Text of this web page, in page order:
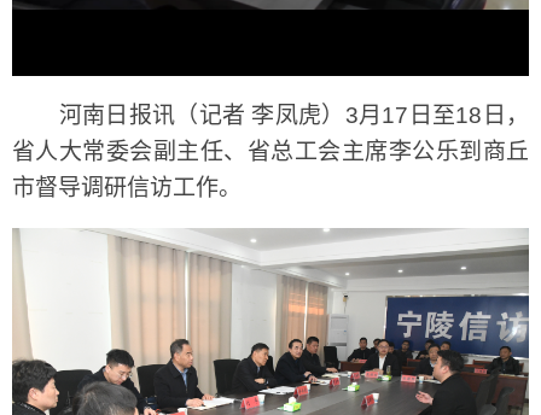
河南日报讯（记者 李凤虎）3月17日至18日，
省人大常委会副主任、省总工会主席李公乐到商丘
市督导调研信访工作。